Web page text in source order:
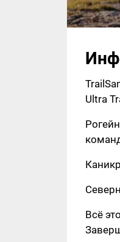
Ultra
Всë это